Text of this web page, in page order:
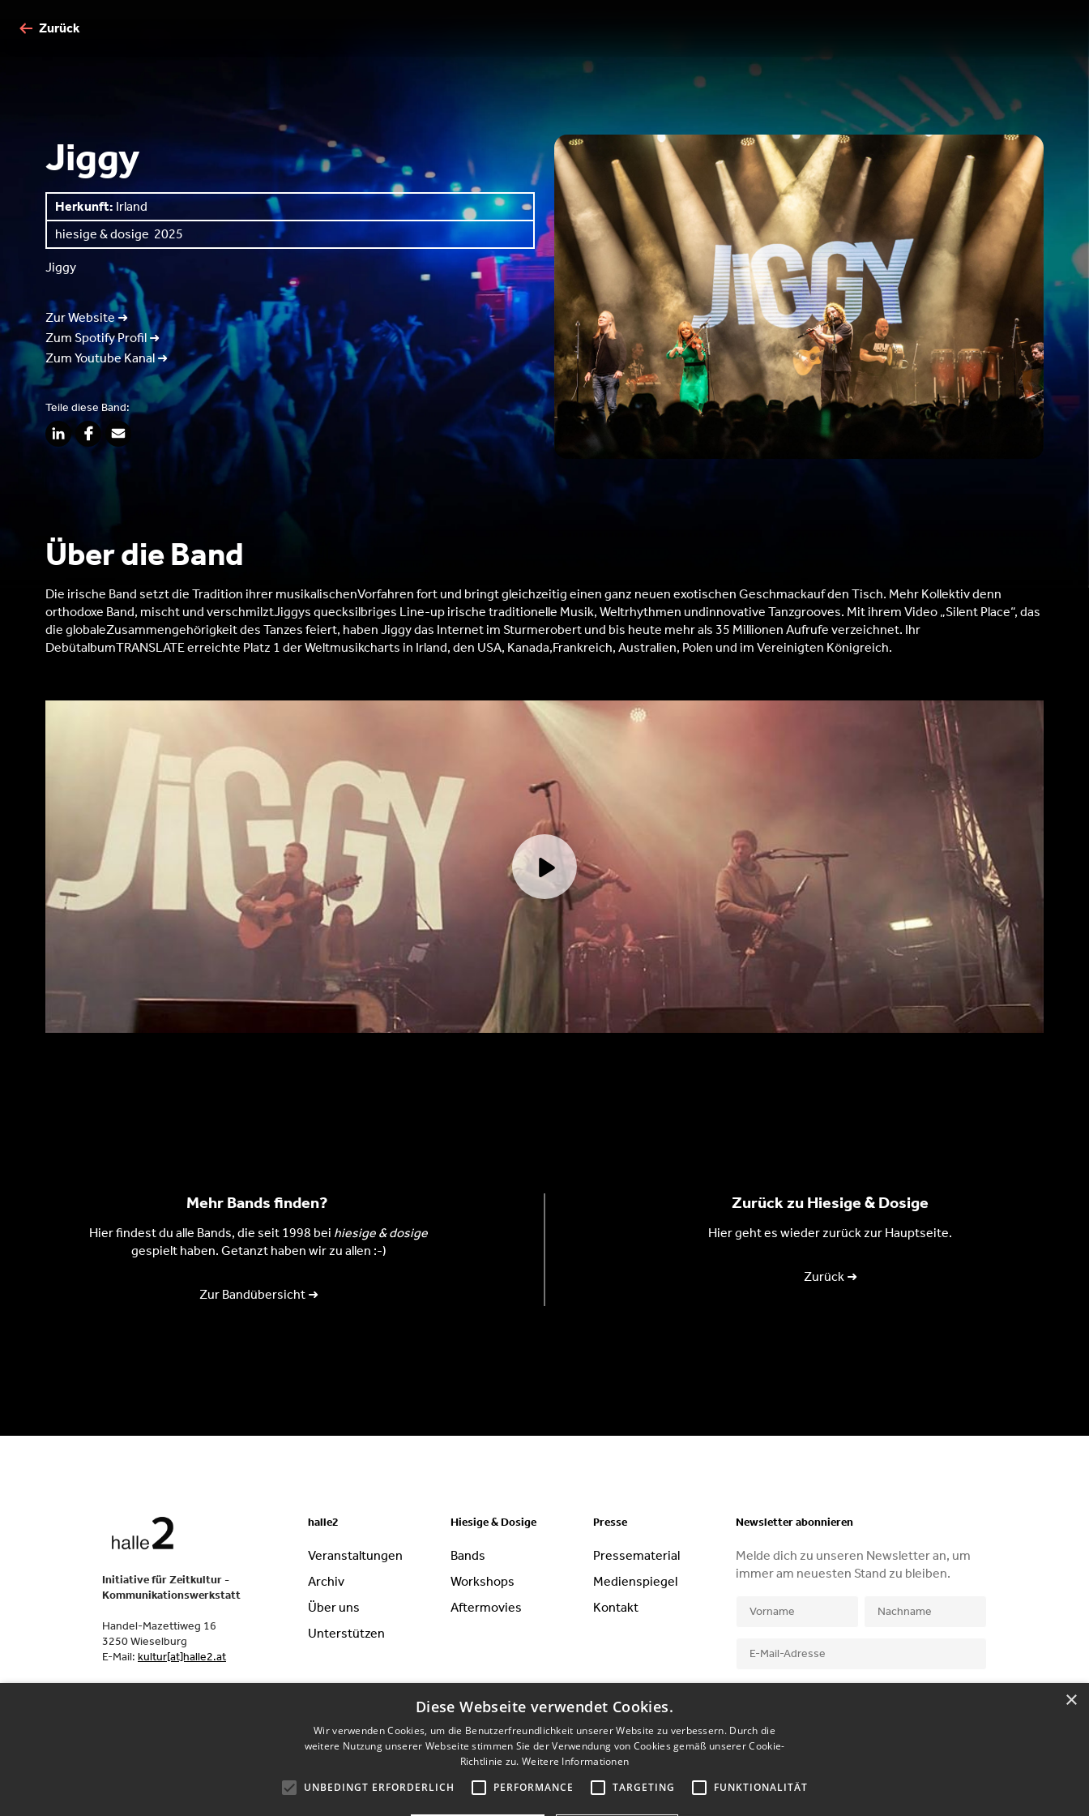
Zurück
Jiggy
Herkunft: Irland
hiesige & dosige 2025
Jiggy
Zur Website ➜
Zum Spotify Profil ➜
Zum Youtube Kanal ➜
Teile diese Band:
Über die Band
Die irische Band setzt die Tradition ihrer musikalischenVorfahren fort und bringt gleichzeitig einen ganz neuen exotischen Geschmackauf den Tisch. Mehr Kollektiv denn
orthodoxe Band, mischt und verschmilztJiggys quecksilbriges Line-up irische traditionelle Musik, Weltrhythmen undinnovative Tanzgrooves. Mit ihrem Video „Silent Place“, das
die globaleZusammengehörigkeit des Tanzes feiert, haben Jiggy das Internet im Sturmerobert und bis heute mehr als 35 Millionen Aufrufe verzeichnet. Ihr
DebütalbumTRANSLATE erreichte Platz 1 der Weltmusikcharts in Irland, den USA, Kanada,Frankreich, Australien, Polen und im Vereinigten Königreich.
Mehr Bands finden?
Hier findest du alle Bands, die seit 1998 bei hiesige & dosige
gespielt haben. Getanzt haben wir zu allen :-)
Zur Bandübersicht ➜
Zurück zu Hiesige & Dosige
Hier geht es wieder zurück zur Hauptseite.
Zurück ➜
Initiative für Zeitkultur -
Kommunikationswerkstatt
Handel-Mazettiweg 16
3250 Wieselburg
E-Mail: kultur[at]halle2.at
halle2
Veranstaltungen
Archiv
Über uns
Unterstützen
Hiesige & Dosige
Bands
Workshops
Aftermovies
Presse
Pressematerial
Medienspiegel
Kontakt
Newsletter abonnieren
Melde dich zu unseren Newsletter an, um
immer am neuesten Stand zu bleiben.
Ich stimme derDatenschutzerklärungzu. ×
Diese Webseite verwendet Cookies.
Wir verwenden Cookies, um die Benutzerfreundlichkeit unserer Website zu verbessern. Durch die
weitere Nutzung unserer Webseite stimmen Sie der Verwendung von Cookies gemäß unserer Cookie-
Richtlinie zu.Weitere Informationen
UNBEDINGT ERFORDERLICH
PERFORMANCE TARGETING FUNKTIONALITÄT